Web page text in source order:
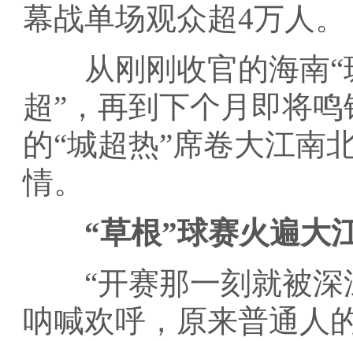
幕战单场观众超4万人。
从刚刚收官的海南“
超”，再到下个月即将
的“城超热”席卷大江南
情。
“草根”球赛火遍大
“开赛那一刻就被深
呐喊欢呼，原来普通人